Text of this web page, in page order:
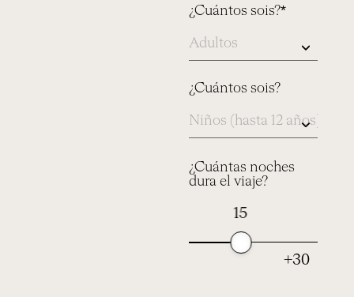
¿Cuántos sois?*
¿Cuántos sois?
¿Cuántas noches
dura el viaje?
15
+30